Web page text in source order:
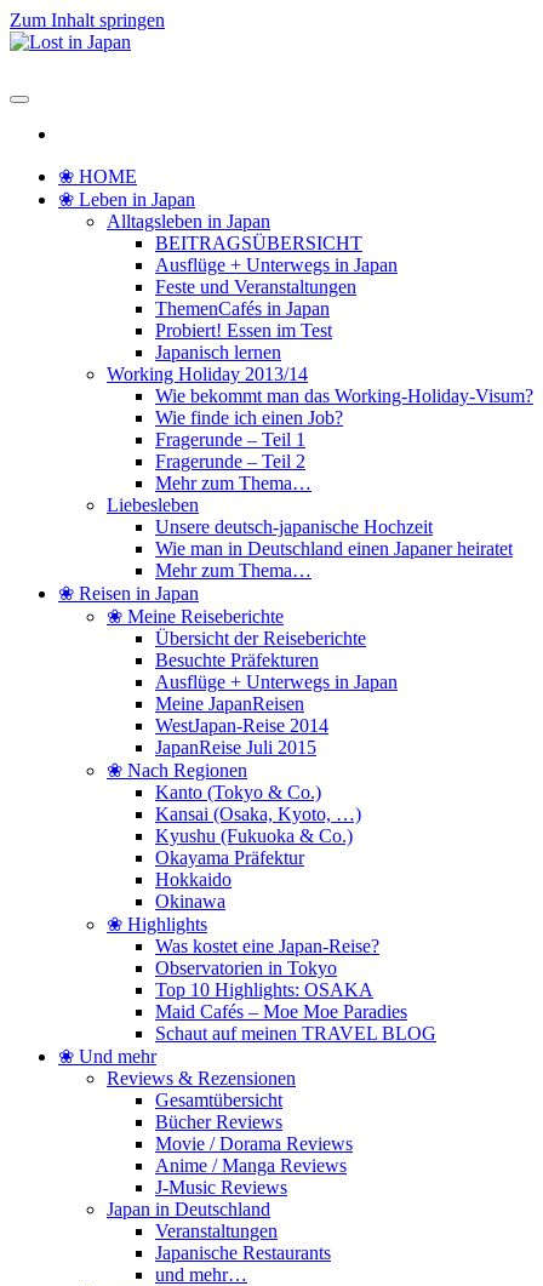
Zum Inhalt springen
❀ HOME
❀ Leben in Japan
Alltagsleben in Japan
BEITRAGSÜBERSICHT
Ausflüge + Unterwegs in Japan
Feste und Veranstaltungen
ThemenCafés in Japan
Probiert! Essen im Test
Japanisch lernen
Working Holiday 2013/14
Wie bekommt man das Working-Holiday-Visum?
Wie finde ich einen Job?
Fragerunde – Teil 1
Fragerunde – Teil 2
Mehr zum Thema…
Liebesleben
Unsere deutsch-japanische Hochzeit
Wie man in Deutschland einen Japaner heiratet
Mehr zum Thema…
❀ Reisen in Japan
❀ Meine Reiseberichte
Übersicht der Reiseberichte
Besuchte Präfekturen
Ausflüge + Unterwegs in Japan
Meine JapanReisen
WestJapan-Reise 2014
JapanReise Juli 2015
❀ Nach Regionen
Kanto (Tokyo & Co.)
Kansai (Osaka, Kyoto, …)
Kyushu (Fukuoka & Co.)
Okayama Präfektur
Hokkaido
Okinawa
❀ Highlights
Was kostet eine Japan-Reise?
Observatorien in Tokyo
Top 10 Highlights: OSAKA
Maid Cafés – Moe Moe Paradies
Schaut auf meinen TRAVEL BLOG
❀ Und mehr
Reviews & Rezensionen
Gesamtübersicht
Bücher Reviews
Movie / Dorama Reviews
Anime / Manga Reviews
J-Music Reviews
Japan in Deutschland
Veranstaltungen
Japanische Restaurants
und mehr…